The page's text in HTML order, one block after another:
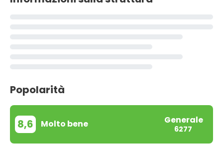
Popolarità
8,6 Molto bene Generale
6277